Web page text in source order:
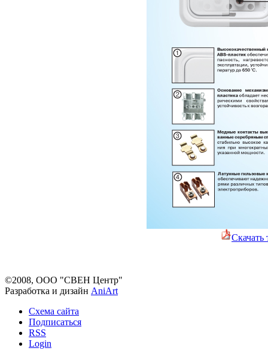
Скачать
©2008, ООО "СВЕН Центр"
Разработка и дизайн AniArt
Схема сайта
Подписаться
RSS
Login